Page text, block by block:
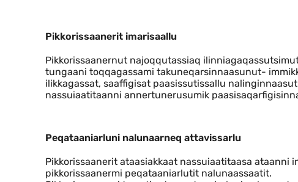
Pikkorissaanerit imarisaallu
Pikkorissaanernut najoqqutassiaq
tungaani toqqagassami takuneqarsinnaasunut-
ilikkagassat, saaffigisat paasissutissallu
nassuiaatitaanni annertunerusumik
Peqataaniarluni nalunaarneq attavissarlu
Pikkorissaanerit ataasiakkaat nassuiaatitaasa ataanni
pikkorissaanermi peqataaniarlutit nalunaassaatit.